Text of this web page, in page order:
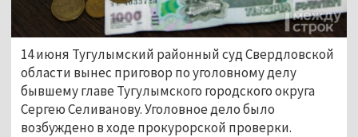
14 июня Тугулымский районный суд Свердловской
области вынес приговор по уголовному делу
бывшему главе Тугулымского городского округа
Сергею Селиванову. Уголовное дело было
возбуждено в ходе прокурорской проверки.